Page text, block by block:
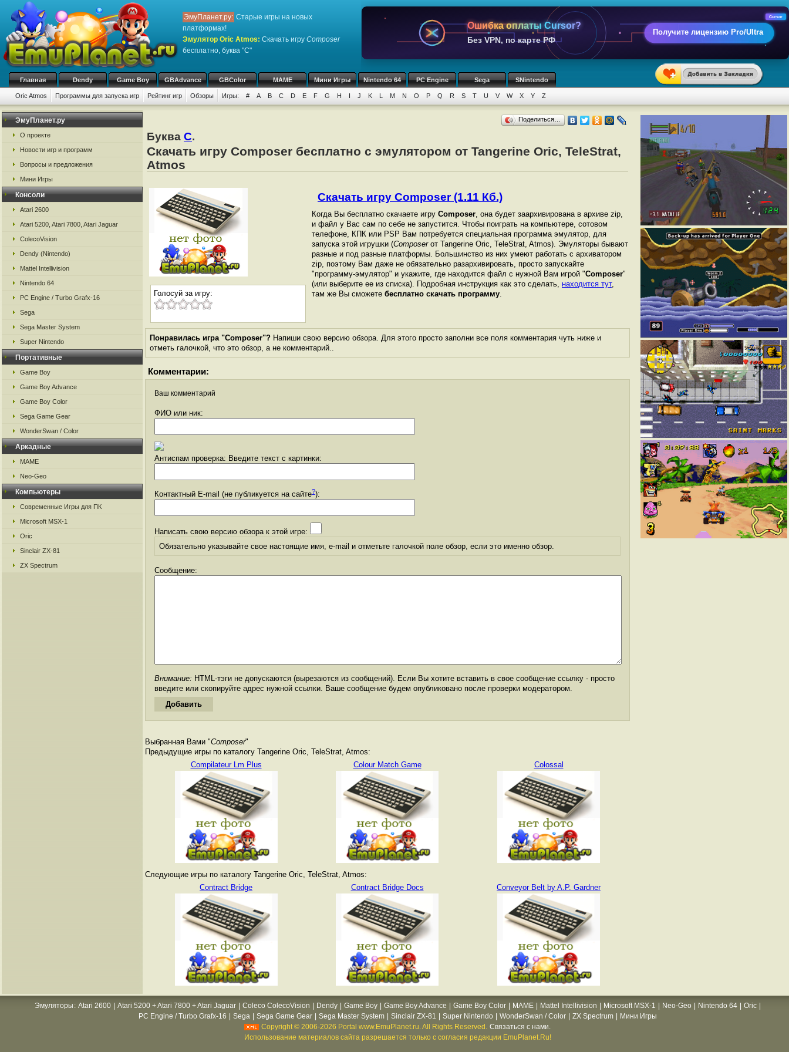
ЭмуПланет.ру: Старые игры на новых
платформах!
Эмулятор Oric Atmos: Скачать игру Composer
бесплатно, буква "C"
Ошибка оплаты Cursor?
Без VPN, по карте РФ
Получите лицензию Pro/Ultra
Cursor
Главная Dendy Game Boy GBAdvance GBColor MAME Мини Игры Nintendo 64 PC Engine Sega SNintendo
Oric Atmos Программы для запуска игр Рейтинг игр Обзоры Игры: # A B C D E F G H I J K L M N O P Q R S T U V W X Y Z
ЭмуПланет.ру
О проекте
Новости игр и программ
Вопросы и предложения
Мини Игры
Консоли
Atari 2600
Atari 5200, Atari 7800, Atari Jaguar
ColecoVision
Dendy (Nintendo)
Mattel Intellivision
Nintendo 64
PC Engine / Turbo Grafx-16
Sega
Sega Master System
Super Nintendo
Портативные
Game Boy
Game Boy Advance
Game Boy Color
Sega Game Gear
WonderSwan / Color
Аркадные
MAME
Neo-Geo
Компьютеры
Современные Игры для ПК
Microsoft MSX-1
Oric
Sinclair ZX-81
ZX Spectrum
Поделиться…
Буква C.
Скачать игру Composer бесплатно с эмулятором от Tangerine Oric, TeleStrat,
Atmos
Голосуй за игру:
Скачать игру Composer (1.11 Кб.)
Когда Вы бесплатно скачаете игру Composer, она будет заархивирована в архиве zip,
и файл у Вас сам по себе не запустится. Чтобы поиграть на компьютере, сотовом
телефоне, КПК или PSP Вам потребуется специальная программа эмулятор, для
запуска этой игрушки (Composerот Tangerine Oric, TeleStrat, Atmos). Эмуляторы бывают
разные и под разные платформы. Большинство из них умеют работать с архиватором
zip, поэтому Вам даже не обязательно разархивировать, просто запускайте
"программу-эмулятор" и укажите, где находится файл с нужной Вам игрой "Composer"
(или выберите ее из списка). Подробная инструкция как это сделать, находится тут,
там же Вы сможете бесплатно скачать программу.
Понравилась игра "Composer"? Напиши свою версию обзора. Для этого просто заполни все поля комментария чуть ниже и
отметь галочкой, что это обзор, а не комментарий..
Комментарии:
Ваш комментарий
ФИО или ник:
Антиспам проверка: Введите текст с картинки:
Контактный E-mail (не публикуется на сайте?):
Написать свою версию обзора к этой игре:
Обязательно указывайте свое настоящие имя, e-mail и отметьте галочкой поле обзор, если это именно обзор.
Сообщение:
Внимание: HTML-тэги не допускаются (вырезаются из сообщений). Если Вы хотите вставить в свое сообщение ссылку - просто
введите или скопируйте адрес нужной ссылки. Ваше сообщение будем опубликовано после проверки модератором.
Выбранная Вами "Composer"
Предыдущие игры по каталогу Tangerine Oric, TeleStrat, Atmos:
Compilateur Lm Plus
Colour Match Game Colossal
Следующие игры по каталогу Tangerine Oric, TeleStrat, Atmos:
Contract Bridge
Contract Bridge Docs Conveyor Belt by A.P. Gardner
Эмуляторы : Atari 2600 Atari 5200 + Atari 7800 + Atari Jaguar Coleco ColecoVision Dendy Game Boy Game Boy Advance Game Boy Color MAME Mattel Intellivision Microsoft MSX-1 Neo-Geo Nintendo 64 Oric
PC Engine / Turbo Grafx-16
Sega Sega Game Gear Sega Master System Sinclair ZX-81 Super Nintendo WonderSwan / Color ZX Spectrum
Мини Игры
Copyright © 2006-2026 Portal www.EmuPlanet.ru. All Rights Reserved. Связаться с нами.
Использование материалов сайта разрешается только с согласия редакции EmuPlanet.Ru!